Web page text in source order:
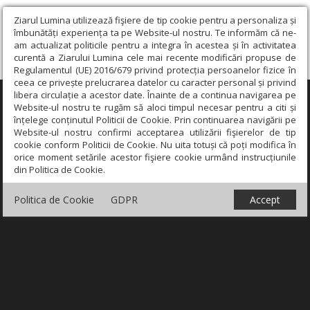
Ziarul Lumina utilizează fişiere de tip cookie pentru a personaliza și
îmbunătăți experiența ta pe Website-ul nostru. Te informăm că ne-
am actualizat politicile pentru a integra în acestea și în activitatea
curentă a Ziarului Lumina cele mai recente modificări propuse de
Regulamentul (UE) 2016/679 privind protecția persoanelor fizice în
ceea ce privește prelucrarea datelor cu caracter personal și privind
libera circulație a acestor date. Înainte de a continua navigarea pe
Website-ul nostru te rugăm să aloci timpul necesar pentru a citi și
înțelege conținutul Politicii de Cookie. Prin continuarea navigării pe
Website-ul nostru confirmi acceptarea utilizării fişierelor de tip
cookie conform Politicii de Cookie. Nu uita totuși că poți modifica în
orice moment setările acestor fişiere cookie urmând instrucțiunile
din Politica de Cookie.
Politica de Cookie GDPR Accept
×